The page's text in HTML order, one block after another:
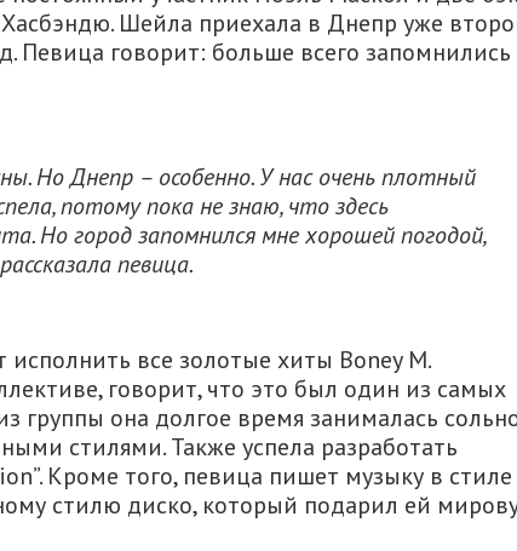
Шейла приехала в Днепр уже
Певица говорит: больше всего запомнились
Но Днепр – особенно. У нас очень плотный
потому пока не знаю, что здесь
Но город запомнился мне хорошей погодой,
певица.
все золотые хиты Boney M.
говорит, что это был один из самых
группы она долгое время занималась
стилями. Также успела разработать
Кроме того, певица пишет музыку в стиле
стилю диско, который подарил ей